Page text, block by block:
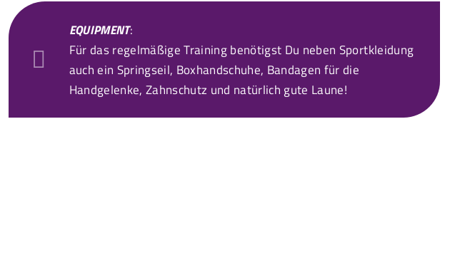
EQUIPMENT:
Für das regelmäßige Training benötigst Du neben Sportkleidung
auch ein Springseil, Boxhandschuhe, Bandagen für die
Handgelenke, Zahnschutz und natürlich gute Laune!